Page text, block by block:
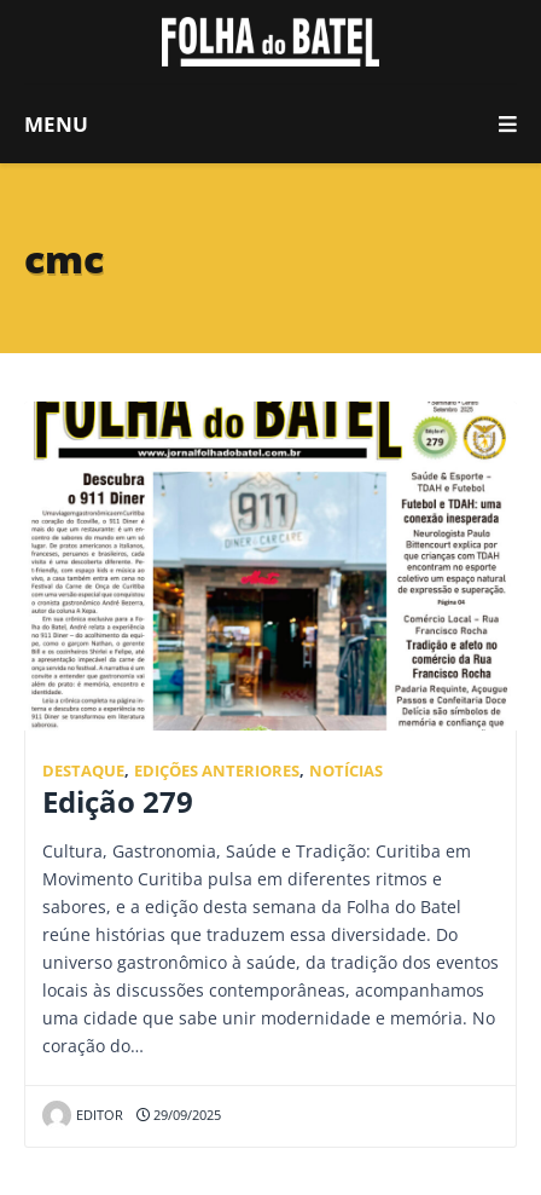
MENU
cmc
DESTAQUE, EDIÇÕES ANTERIORES, NOTÍCIAS
Edição 279
Cultura, Gastronomia, Saúde e Tradição: Curitiba em
Movimento Curitiba pulsa em diferentes ritmos e
sabores, e a edição desta semana da Folha do Batel
reúne histórias que traduzem essa diversidade. Do
universo gastronômico à saúde, da tradição dos eventos
locais às discussões contemporâneas, acompanhamos
uma cidade que sabe unir modernidade e memória. No
coração do…
EDITOR 29/09/2025